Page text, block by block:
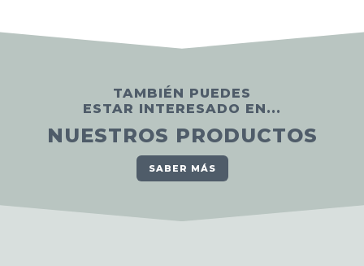
TAMBIÉN PUEDES
ESTAR INTERESADO EN...
NUESTROS PRODUCTOS
SABER MÁS